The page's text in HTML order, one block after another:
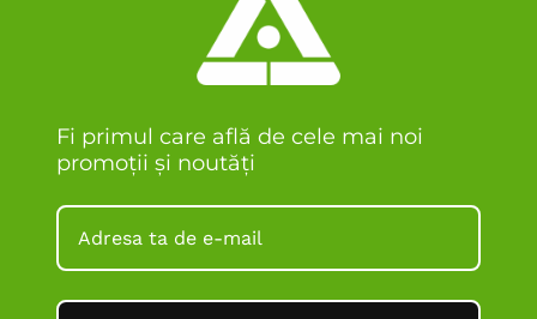
Fi primul care află de cele mai noi
promoții și noutăți